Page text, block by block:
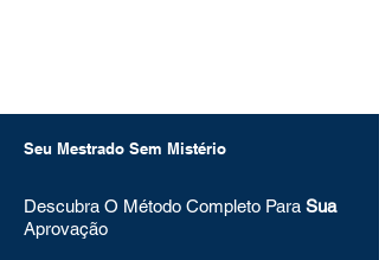
Seu Mestrado Sem Mistério
Descubra O Método Completo Para Sua
Aprovação